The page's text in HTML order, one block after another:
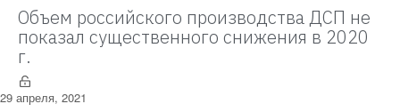
Объем российского производства ДСП не
показал существенного снижения в 2020
г.
29 апреля, 2021